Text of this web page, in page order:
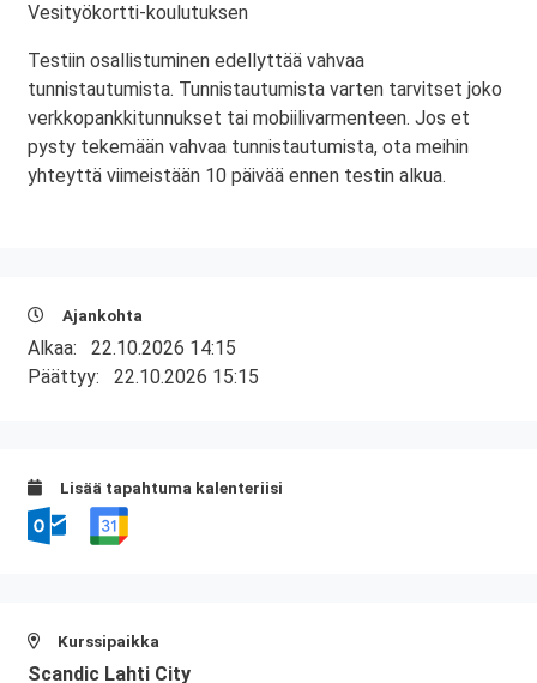
Vesityökortti-koulutuksen
Testiin osallistuminen edellyttää vahvaa
tunnistautumista. Tunnistautumista varten tarvitset joko
verkkopankkitunnukset tai mobiilivarmenteen. Jos et
pysty tekemään vahvaa tunnistautumista, ota meihin
yhteyttä viimeistään 10 päivää ennen testin alkua.
Ajankohta
Alkaa: 22.10.2026 14:15
Päättyy: 22.10.2026 15:15
Lisää tapahtuma kalenteriisi
Kurssipaikka
Scandic Lahti City